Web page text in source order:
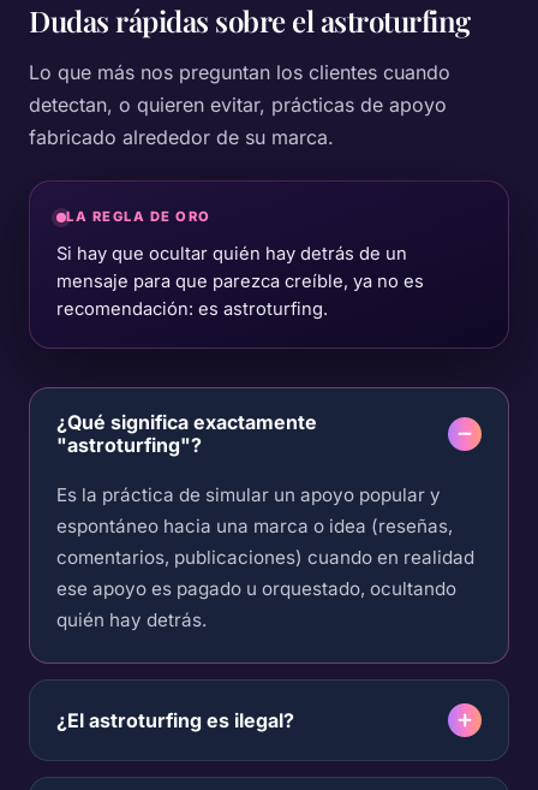
Dudas rápidas sobreel astroturfing
Lo que más nos preguntan los clientes cuando
detectan, o quieren evitar, prácticas de apoyo
fabricado alrededor de su marca.
LA REGLA DE ORO
Si hay que ocultar quién hay detrás de un
mensaje para que parezca creíble, ya no es
recomendación: es astroturfing.
¿Qué significa exactamente
"astroturfing"?
Es la práctica de simular un apoyo popular y
espontáneo hacia una marca o idea (reseñas,
comentarios, publicaciones) cuando en realidad
ese apoyo es pagado u orquestado, ocultando
quién hay detrás.
¿El astroturfing es ilegal?